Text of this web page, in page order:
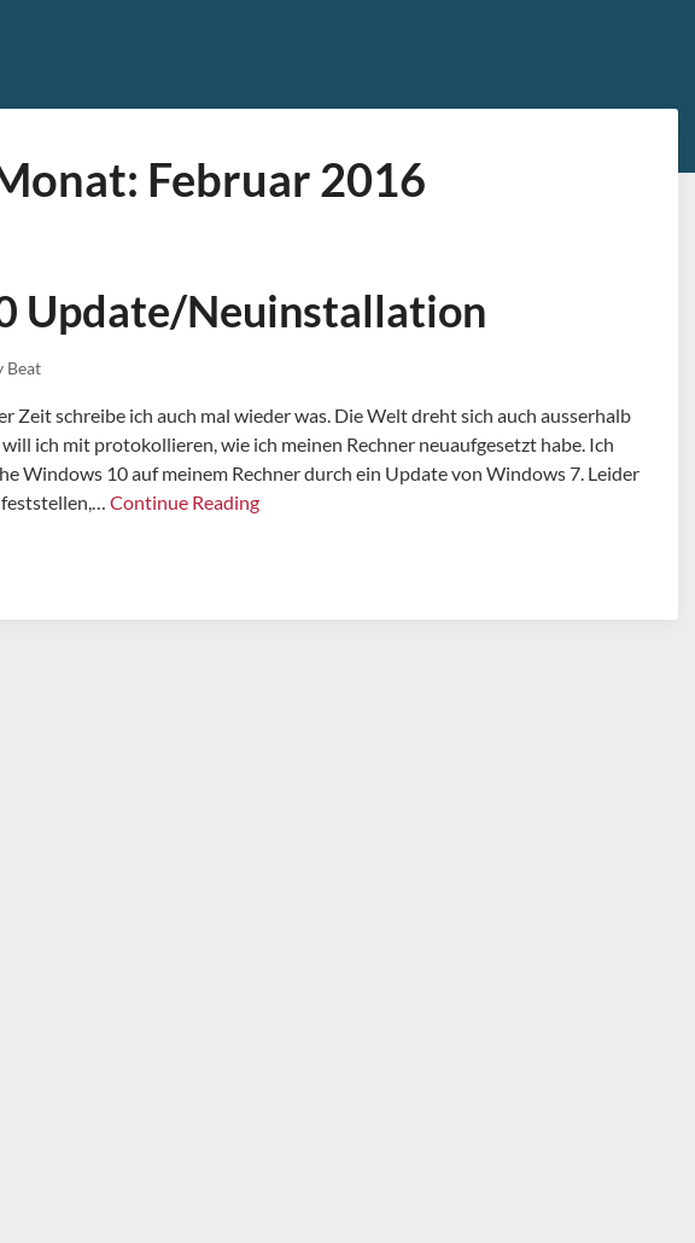
Februar 2016
Update/Neuinstallation
Beat
Zeit schreibe ich auch mal wieder was. Die Welt dreht sich auch ausserhalb
ich mit protokollieren, wie ich meinen Rechner neuaufgesetzt habe. Ich
Windows 10 auf meinem Rechner durch ein Update von Windows 7. Leider
feststellen,… Continue Reading